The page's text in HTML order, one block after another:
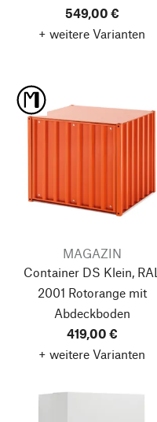
549,00 €
+ weitere Varianten
MAGAZIN
Container DS Klein, RAL
2001 Rotorangemit
Abdeckboden
419,00 €
+ weitere Varianten